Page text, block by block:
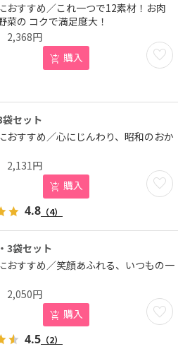
おすすめ／これ一つで12素材！お肉
菜の コクで満足度大！
お気
2,368円
購入
セット
おすすめ／心にじんわり、昭和のおか
お気
2,131 円
購入
4.8 （4）
3袋セット
おすすめ／笑顔あふれる、いつもの一
お気
2,050円
購入
4.5 （2）